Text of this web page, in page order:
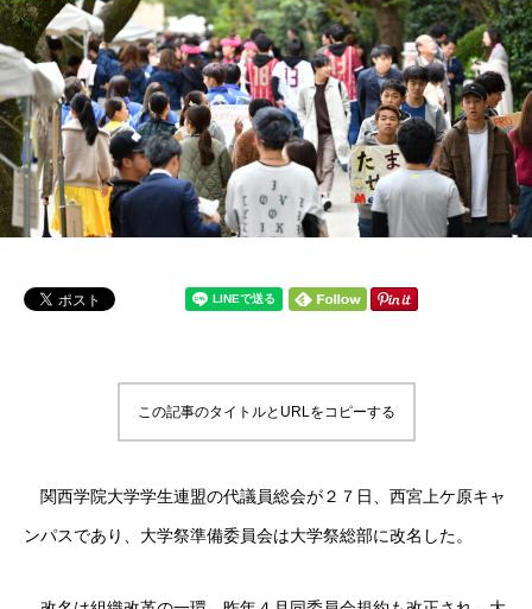
この記事のタイトルとURLをコピーする
関西学院大学学生連盟の代議員総会が２７日、西宮上ケ原キャ
ンパスであり、大学祭準備委員会は大学祭総部に改名した。